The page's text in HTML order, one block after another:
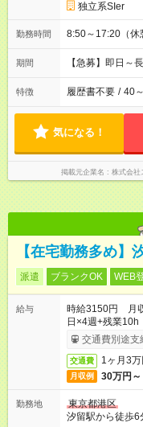
独立系SIer
勤務時間 8:50～17:20（
期間 【急募】即日
特徴 履歴書不要 / 40
気になる！
掲載元企業名 株式会社
【在宅勤務多め】
派遣 ブランクOK WEB
給与
時給3150円 月
日×4週+残業10h
交通費別途支
交通費 1ヶ月3
月収例 30万円～
勤務地
東京都港区
汐留駅から徒歩6